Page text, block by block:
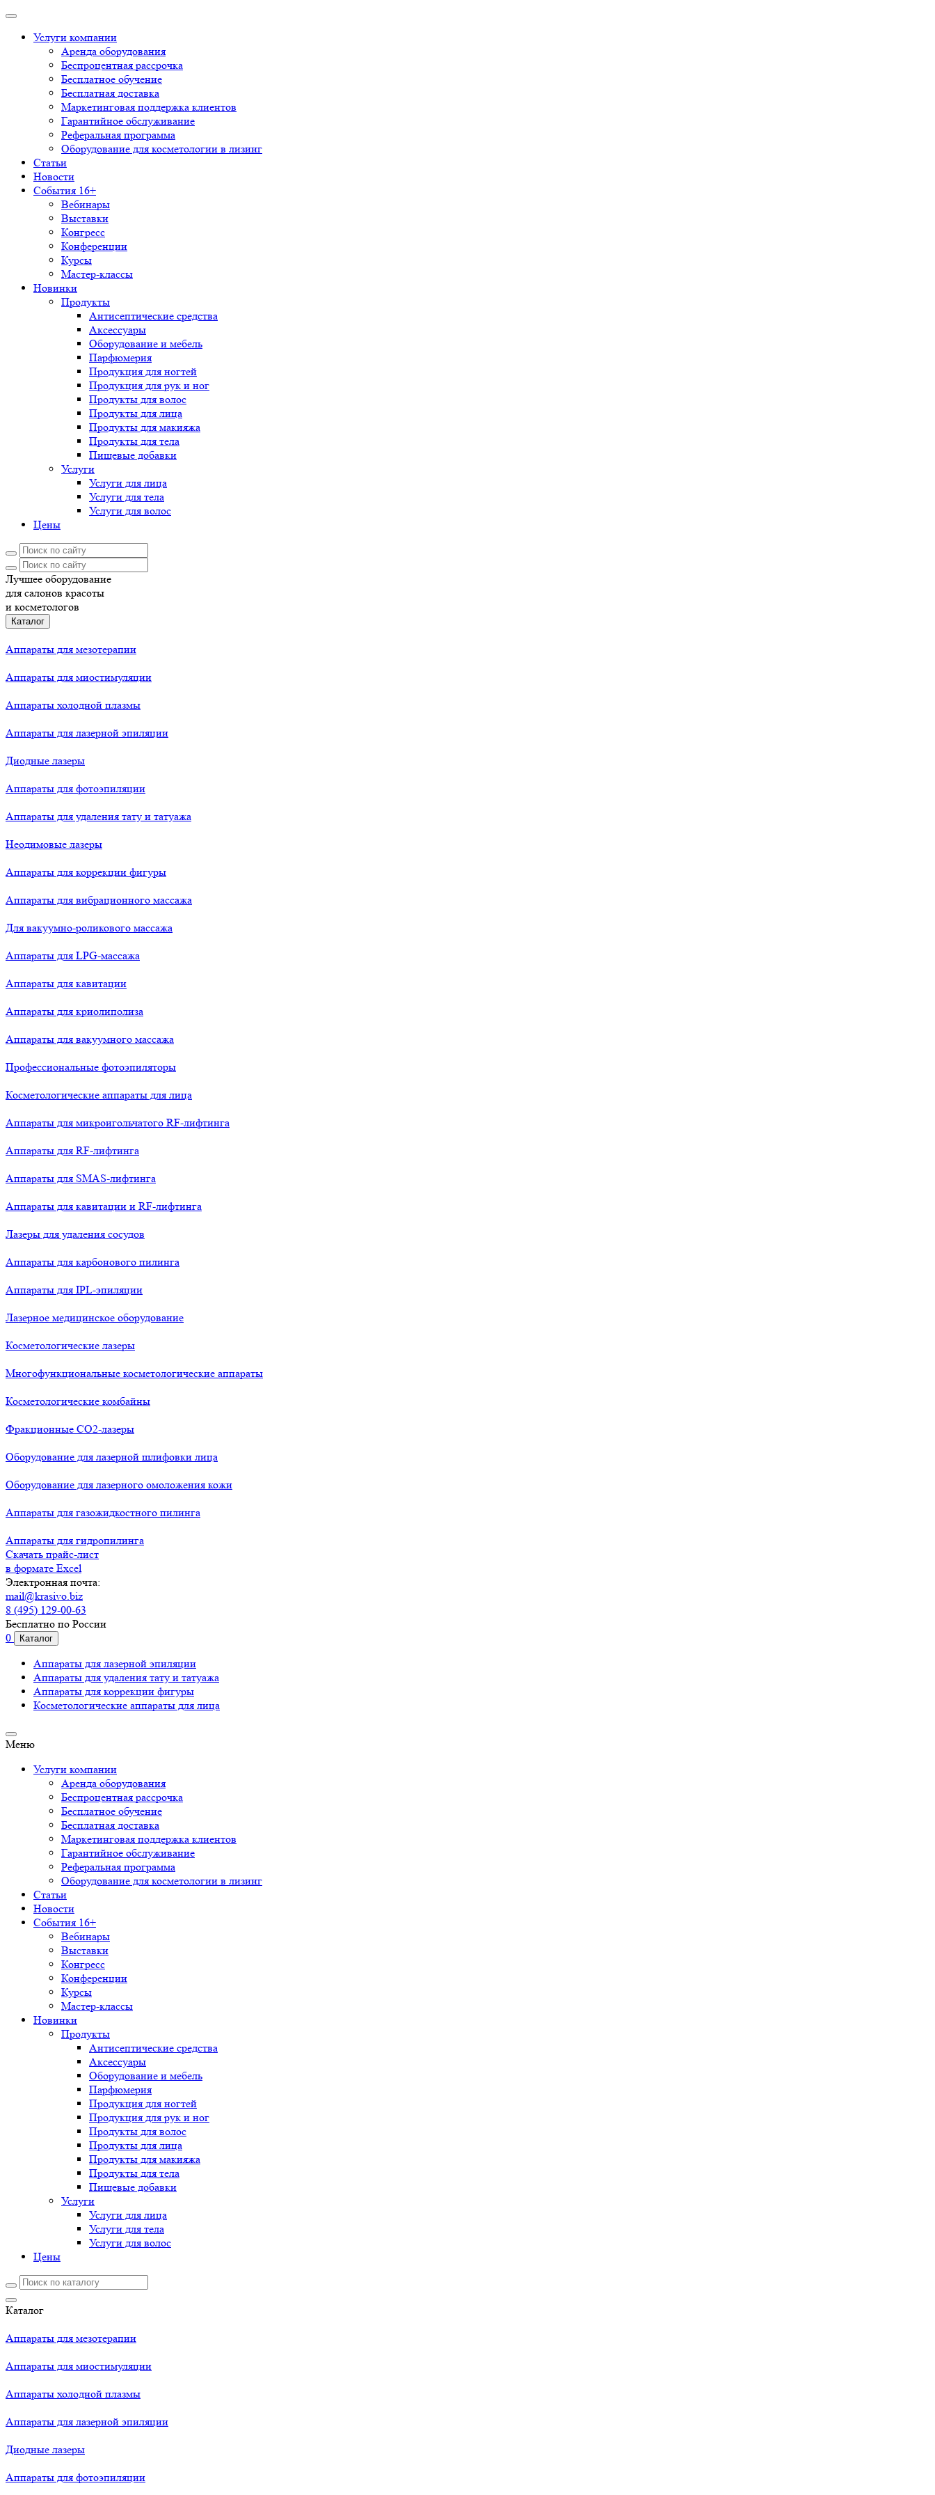
Услуги компании
Аренда оборудования
Беспроцентная рассрочка
Бесплатное обучение
Бесплатная доставка
Маркетинговая поддержка клиентов
Гарантийное обслуживание
Реферальная программа
Оборудование для косметологии в лизинг
Статьи
Новости
События 16+
Вебинары
Выставки
Конгресс
Конференции
Курсы
Мастер-классы
Новинки
Продукты
Антисептические средства
Аксессуары
Оборудование и мебель
Парфюмерия
Продукция для ногтей
Продукция для рук и ног
Продукты для волос
Продукты для лица
Продукты для макияжа
Продукты для тела
Пищевые добавки
Услуги
Услуги для лица
Услуги для тела
Услуги для волос
Цены
Лучшее оборудование
для салонов красоты
и косметологов
Каталог
Аппараты для мезотерапии
Аппараты для миостимуляции
Аппараты холодной плазмы
Аппараты для лазерной эпиляции
Диодные лазеры
Аппараты для фотоэпиляции
Аппараты для удаления тату и татуажа
Неодимовые лазеры
Аппараты для коррекции фигуры
Аппараты для вибрационного массажа
Для вакуумно-роликового массажа
Аппараты для LPG-массажа
Аппараты для кавитации
Аппараты для криолиполиза
Аппараты для вакуумного массажа
Профессиональные фотоэпиляторы
Косметологические аппараты для лица
Аппараты для микроигольчатого RF-лифтинга
Аппараты для RF-лифтинга
Аппараты для SMAS-лифтинга
Аппараты для кавитации и RF-лифтинга
Лазеры для удаления сосудов
Аппараты для карбонового пилинга
Аппараты для IPL-эпиляции
Лазерное медицинское оборудование
Косметологические лазеры
Многофункциональные косметологические аппараты
Косметологические комбайны
Фракционные СО2-лазеры
Оборудование для лазерной шлифовки лица
Оборудование для лазерного омоложения кожи
Аппараты для газожидкостного пилинга
Аппараты для гидропилинга
Скачать прайс-лист
в формате Excel
Электронная почта:
mail@krasivo.biz
8 (495) 129-00-63
Бесплатно по России
0
Каталог
Аппараты для лазерной эпиляции
Аппараты для удаления тату и татуажа
Аппараты для коррекции фигуры
Косметологические аппараты для лица
Меню
Услуги компании
Аренда оборудования
Беспроцентная рассрочка
Бесплатное обучение
Бесплатная доставка
Маркетинговая поддержка клиентов
Гарантийное обслуживание
Реферальная программа
Оборудование для косметологии в лизинг
Статьи
Новости
События 16+
Вебинары
Выставки
Конгресс
Конференции
Курсы
Мастер-классы
Новинки
Продукты
Антисептические средства
Аксессуары
Оборудование и мебель
Парфюмерия
Продукция для ногтей
Продукция для рук и ног
Продукты для волос
Продукты для лица
Продукты для макияжа
Продукты для тела
Пищевые добавки
Услуги
Услуги для лица
Услуги для тела
Услуги для волос
Цены
Каталог
Аппараты для мезотерапии
Аппараты для миостимуляции
Аппараты холодной плазмы
Аппараты для лазерной эпиляции
Диодные лазеры
Аппараты для фотоэпиляции